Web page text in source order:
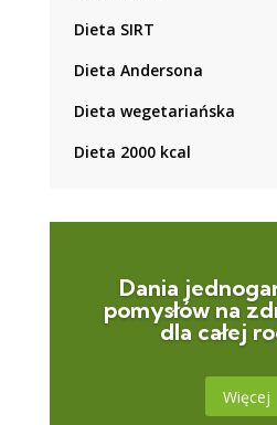
Dieta SIRT
Dieta Andersona
Dieta wegetariańska
Dieta 2000 kcal
Dania
pomysłów na
dla całej
Więcej